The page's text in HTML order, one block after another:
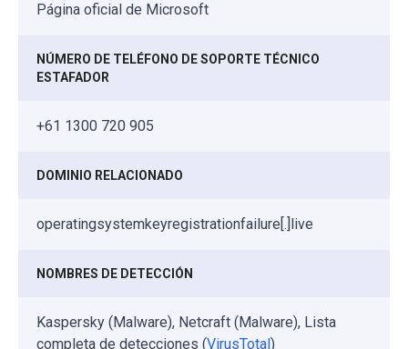
Página oficial de Microsoft
NÚMERO DE TELÉFONO DE SOPORTE TÉCNICO
ESTAFADOR
+61 1300 720 905
DOMINIO RELACIONADO
operatingsystemkeyregistrationfailure[.]live
NOMBRES DE DETECCIÓN
Kaspersky (Malware), Netcraft (Malware), Lista
completa de detecciones (VirusTotal )